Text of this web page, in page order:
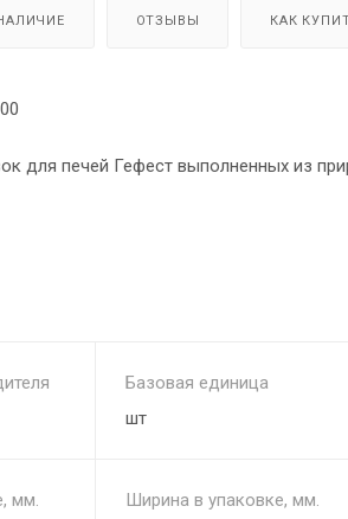
ОТЗЫВЫ КАК
для печей Гефест выполненных из
Компания Техно Лит производит
Базовая единица
шт
мм.
Ширина в упаковке, мм.